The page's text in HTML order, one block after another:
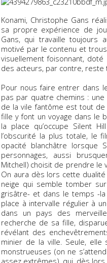
Konami, Christophe Gans
sa propre expérience de
Gans, qui travaille
motivé par le contenu et
visuellement foisonnant,
des acteurs, par contre, reste
Pour nous faire entrer dans
pas par quatre chemins :
de la vile fantôme est tout
fille y font un voyage dans le
la place qu’occupe Silent
l’obscurité la plus totale, le
opacité blanchâtre lorsque
personnages, aussi
Mitchell) choisit de prendre le
On aura dès lors cette
neige qui semble tomber
grisâtre- et dans le temps -
place à intervalle régulier à
dans un pays des
recherche de sa fille,
révélant des
minier de la ville. Seule,
monstrueuses (on ne
assez extrêmes), qui, dès